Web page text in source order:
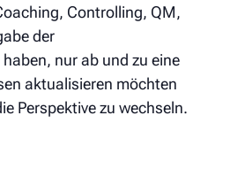
Controlling, QM,
der
nur ab und zu eine
aktualisieren möchten
Perspektive zu wechseln.